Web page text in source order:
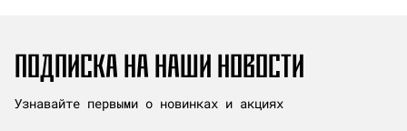
ПОДПИСКА НА НАШИ НОВОСТИ
Узнавайте первыми о новинках и акциях